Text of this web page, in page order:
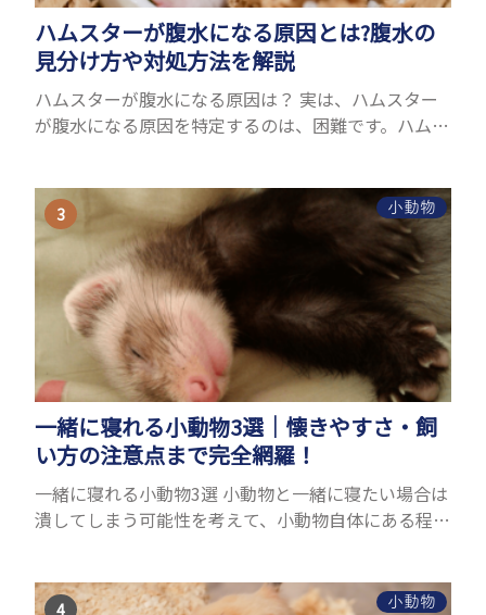
ハムスターが腹水になる原因とは?腹水の
見分け方や対処方法を解説
ハムスターが腹水になる原因は？ 実は、ハムスター
が腹水になる原因を特定するのは、困難です。ハムス
理由はさま...
小動物
一緒に寝れる小動物3選｜懐きやすさ・飼
い方の注意点まで完全網羅！
一緒に寝れる小動物3選 小動物と一緒に寝たい場合は
潰してしまう可能性を考えて、小動物自体にある程度
が多い...
小動物